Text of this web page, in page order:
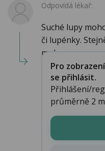
Odpovídá lékař:
Suché lupy
či lupénky.
mohou souv...
Pro
se přihlásit.
Přihlášení/
průměrně 2